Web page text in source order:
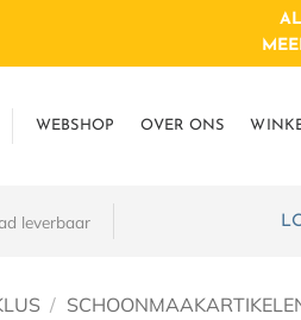
WEBSHOP OVER ONS
leverbaar
/